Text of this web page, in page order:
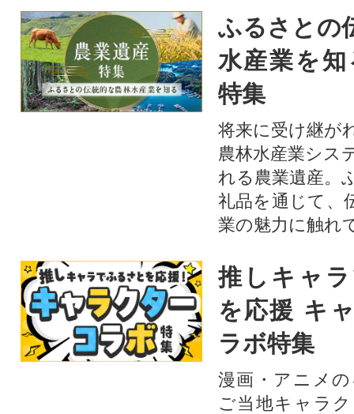
てお届けします。
ふるさとの
水産業を
特集
将来に受け継が
農林水産業シス
れる農業遺産。
礼品を通じて、
業の魅力に触れ
推しキャ
を応援 キ
ラボ特集
漫画・アニメ
ご当地キャラ